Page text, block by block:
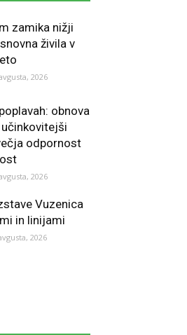
zamika nižji
živila v
2026
obnova
odpornost
2026
Vuzenica
in linijami
2026